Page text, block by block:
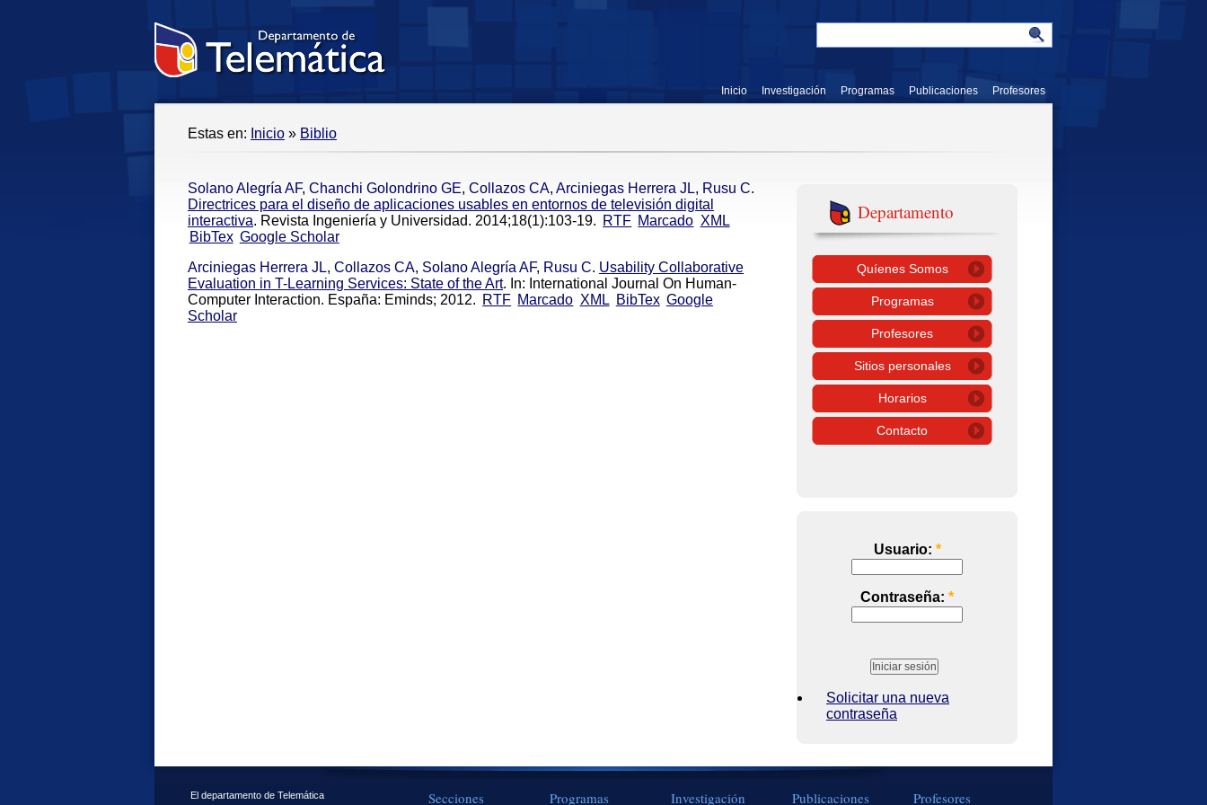
Inicio Investigación Programas Publicaciones Profesores
Estas en: Inicio » Biblio
Solano Alegría AF, Chanchi Golondrino GE, Collazos CA, Arciniegas Herrera JL, Rusu C.
Directrices para el diseño de aplicaciones usables en entornos de televisión digital
interactiva. Revista Ingeniería y Universidad. 2014;18(1):103-19. RTF Marcado XML
BibTex Google Scholar
Arciniegas Herrera JL, Collazos CA, Solano Alegría AF, Rusu C. Usability Collaborative
Evaluation in T-Learning Services: State of the Art. In: International Journal On Human-
Computer Interaction. España: Eminds; 2012. RTF Marcado XML BibTex Google
Scholar
Departamento
Quíenes Somos
Programas
Profesores
Sitios personales
Horarios
Contacto
Usuario: *
Contraseña: *
Solicitar una nueva
contraseña
El departamento de Telemática
Secciones Programas Investigación Publicaciones Profesores